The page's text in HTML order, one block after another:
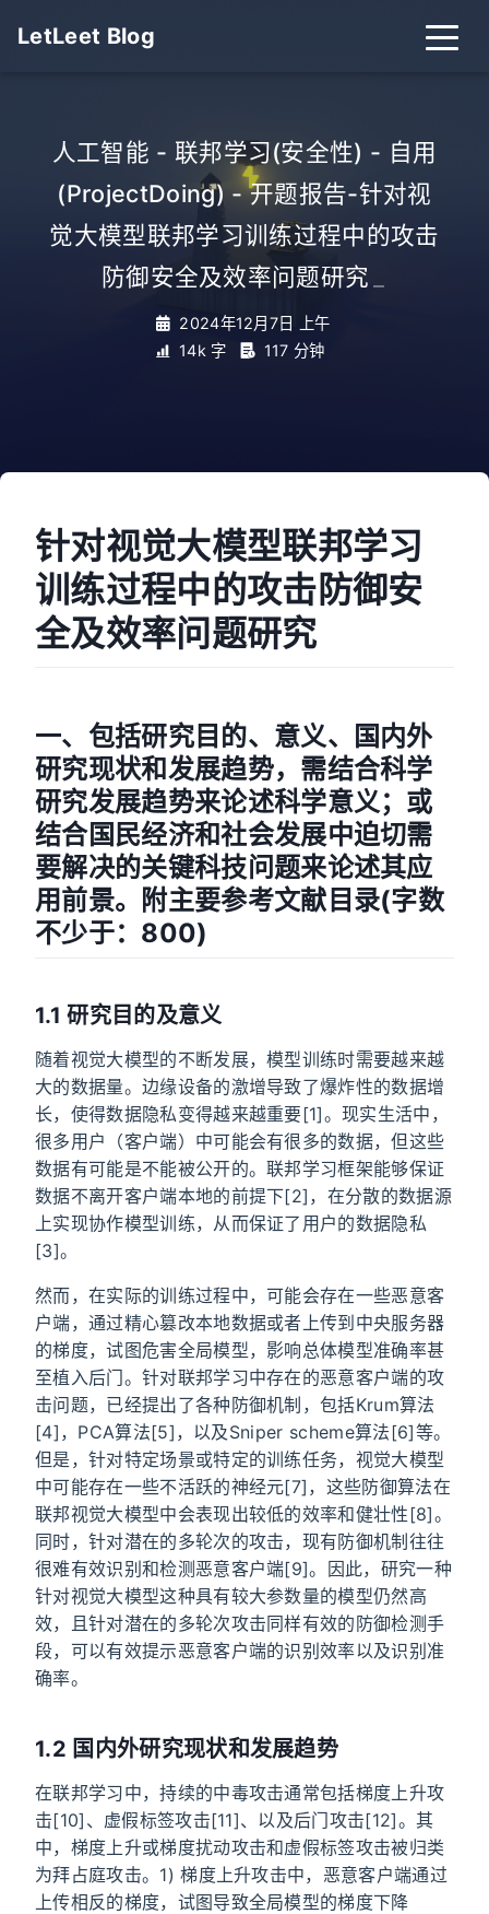
LetLeet Blog
人工智能 - 联邦学习(安全性) - 自用
(ProjectDoing) - 开题报告-针对视
觉大模型联邦学习训练过程中的攻击
防御安全及效率问题研究
2024年12月7日 上午
14k 字
117 分钟
针对视觉大模型联邦学习
训练过程中的攻击防御安
全及效率问题研究
一、包括研究目的、意义、国内外
研究现状和发展趋势，需结合科学
研究发展趋势来论述科学意义；或
结合国民经济和社会发展中迫切需
要解决的关键科技问题来论述其应
用前景。附主要参考文献目录(字数
不少于：800)
1.1 研究目的及意义
随着视觉大模型的不断发展，模型训练时需要越来越
大的数据量。边缘设备的激增导致了爆炸性的数据增
长，使得数据隐私变得越来越重要[1]。现实生活中，
很多用户（客户端）中可能会有很多的数据，但这些
数据有可能是不能被公开的。联邦学习框架能够保证
数据不离开客户端本地的前提下[2]，在分散的数据源
上实现协作模型训练，从而保证了用户的数据隐私
[3]。
然而，在实际的训练过程中，可能会存在一些恶意客
户端，通过精心篡改本地数据或者上传到中央服务器
的梯度，试图危害全局模型，影响总体模型准确率甚
至植入后门。针对联邦学习中存在的恶意客户端的攻
击问题，已经提出了各种防御机制，包括Krum算法
[4]，PCA算法[5]，以及Sniper scheme算法[6]等。
但是，针对特定场景或特定的训练任务，视觉大模型
中可能存在一些不活跃的神经元[7]，这些防御算法在
联邦视觉大模型中会表现出较低的效率和健壮性[8]。
同时，针对潜在的多轮次的攻击，现有防御机制往往
很难有效识别和检测恶意客户端[9]。因此，研究一种
针对视觉大模型这种具有较大参数量的模型仍然高
效，且针对潜在的多轮次攻击同样有效的防御检测手
段，可以有效提示恶意客户端的识别效率以及识别准
确率。
1.2 国内外研究现状和发展趋势
在联邦学习中，持续的中毒攻击通常包括梯度上升攻
击[10]、虚假标签攻击[11]、以及后门攻击[12]。其
中，梯度上升或梯度扰动攻击和虚假标签攻击被归类
为拜占庭攻击。1) 梯度上升攻击中，恶意客户端通过
上传相反的梯度，试图导致全局模型的梯度下降